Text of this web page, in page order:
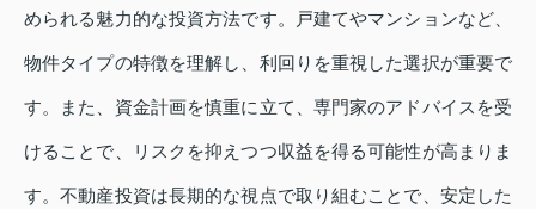
められる魅力的な投資方法です。戸建てやマンションなど、
物件タイプの特徴を理解し、利回りを重視した選択が重要で
す。また、資金計画を慎重に立て、専門家のアドバイスを受
けることで、リスクを抑えつつ収益を得る可能性が高まりま
す。不動産投資は長期的な視点で取り組むことで、安定した